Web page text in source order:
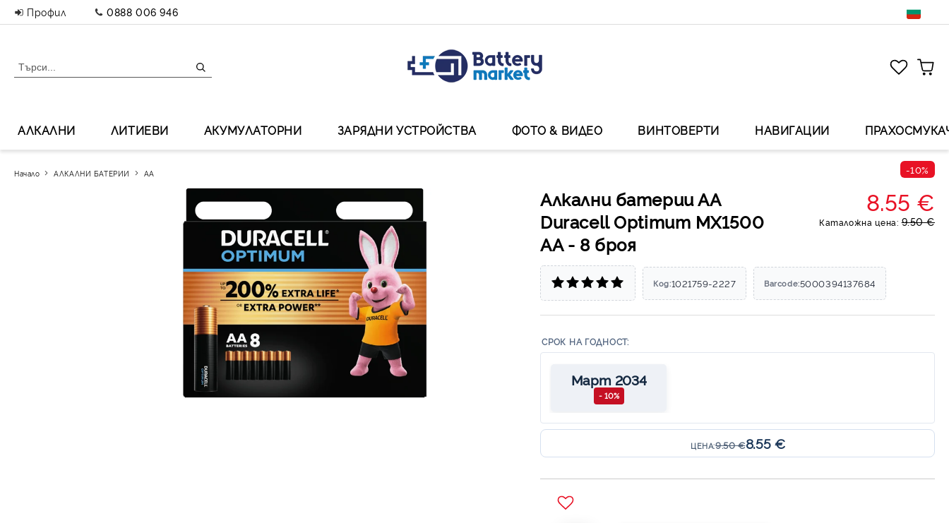
Профил 0888 006 946
АЛКАЛНИ ЛИТИЕВИ АКУМУЛАТОРНИ ЗАРЯДНИ УСТРОЙСТВА ФОТО & ВИДЕО ВИНТОВЕРТИ НАВИГАЦИИ
Начало АЛКАЛНИ БАТЕРИИ АА
Алкални батерии АА
Duracell Optimum MX1500
AA - 8 броя
-10%
8.55 €
Каталожна цена: 9.50 €
Код:1021759-2227 Barcode:5000394137684
СРОК НА ГОДНОСТ:
Март 2034
- 10%
ЦЕНА:9.50 €8.55 €